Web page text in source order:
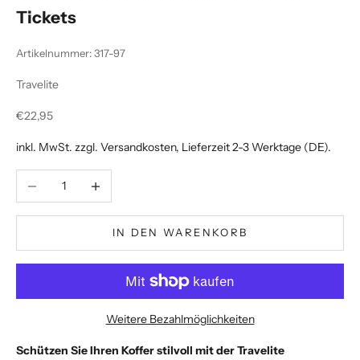
Tickets
Artikelnummer: 317-97
Travelite
Angebot
€22,95
inkl. MwSt. zzgl. Versandkosten, Lieferzeit 2-3 Werktage (DE).
Anzahl verringern
IN DEN WARENKORB
Weitere Bezahlmöglichkeiten
Schützen Sie Ihren Koffer stilvoll mit der Travelite